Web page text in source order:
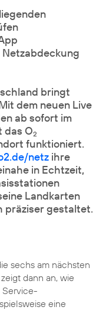
bringt
dem neuen Live
ab sofort im
das O2
funktioniert.
netz ihre
in Echtzeit,
Landkarten
präziser gestaltet.
sechs am nächsten
dann an, wie
Service-
eine